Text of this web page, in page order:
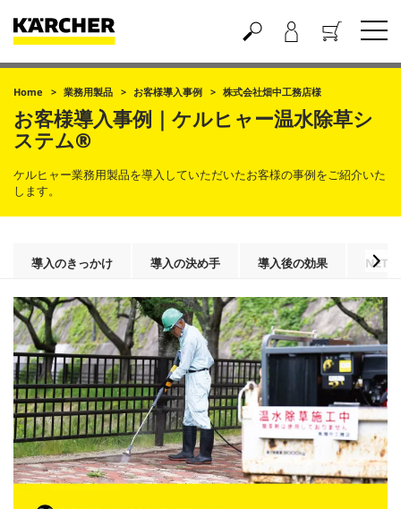
買い物かご
Home 業務用製品 お客様導入事例 株式会社畑中工務店様
お客様導入事例｜ケルヒャー温水除草シ
ステム®
ケルヒャー業務用製品を導入していただいたお客様の事例をご紹介いた
します。
導入のきっかけ 導入の決め手 導入後の効果